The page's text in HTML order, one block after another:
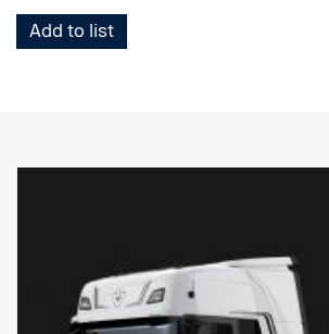
Add to list